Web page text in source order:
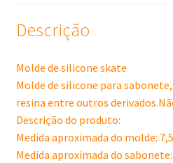
Descrição
Molde de silicone skate
Molde de silicone para
resina entre outros
Descrição do produto:
Medida aproximada do molde:
Medida aproximada do